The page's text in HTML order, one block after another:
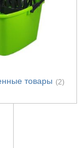
товары (2)